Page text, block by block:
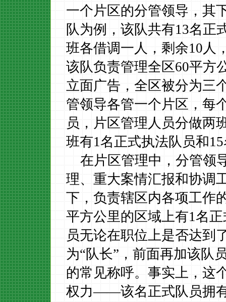
一个片区的分管领导，其
队为例，该队共有13名正
班各借调一人，剩余10人
该队负责管理全区60平方
立面广告，全区被分为三
管领导各管一个片区，每
员，片区管理人员分做两
班有1名正式执法队员和15
在片区管理中，分管领
理、重大案情汇报和协调
下，负责辖区内各项工作
平方公里的区域上有1名
员无论在职位上是否达到
为“队长”，前面再加该队
的常见称呼。事实上，这
权力——该名正式队员拥